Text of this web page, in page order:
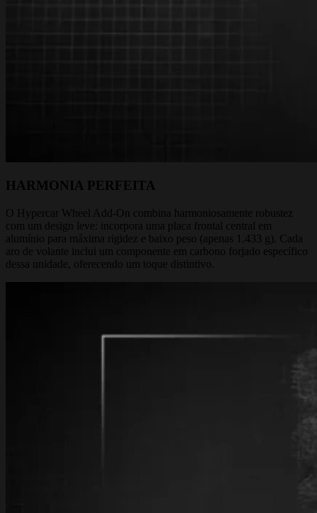
HARMONIA PERFEITA
O Hypercar Wheel Add-On combina harmoniosamente robustez
com um design leve: incorpora uma placa frontal central em
alumínio para máxima rigidez e baixo peso (apenas 1.433 g). Cada
aro de volante inclui um componente em carbono forjado específico
dessa unidade, oferecendo um toque distintivo.